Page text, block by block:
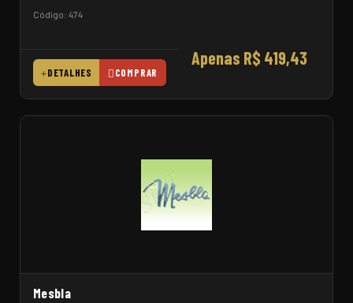
Código: 474
Apenas R$ 419,43
DETALHES COMPRAR
Mesbla